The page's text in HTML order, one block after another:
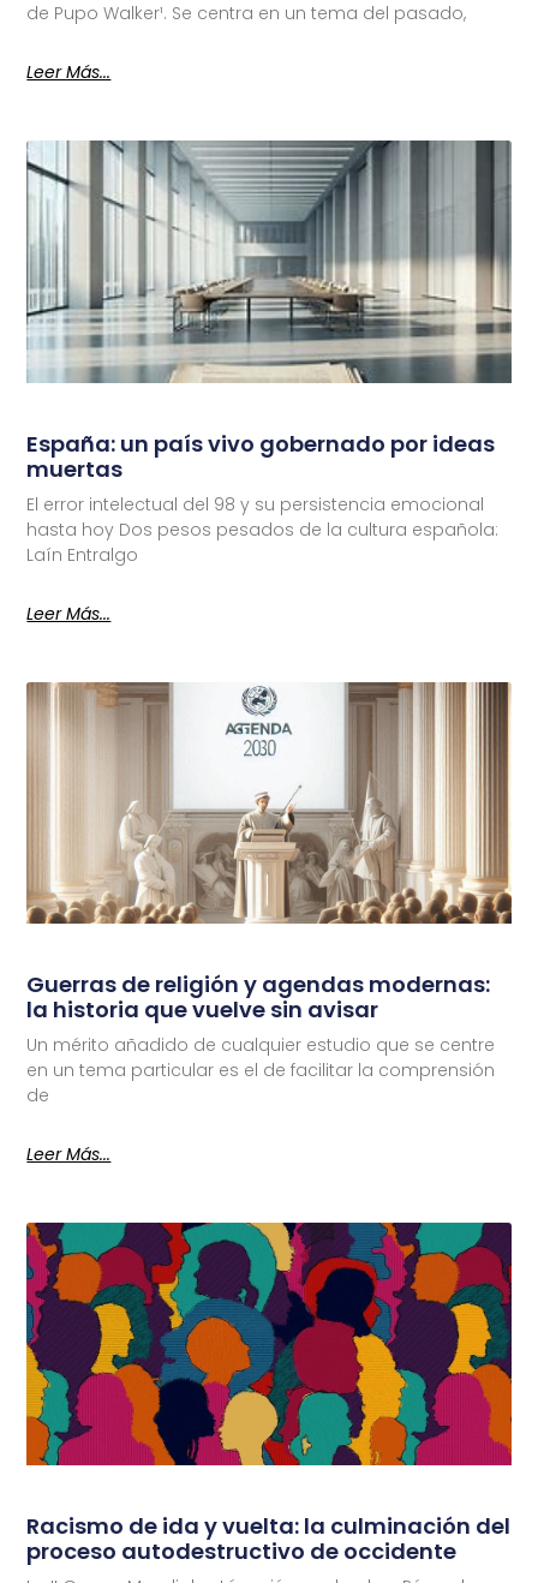
de Pupo Walker¹. Se centra en un tema del pasado,
Leer Más...
España: un país vivo gobernado por ideas
muertas
El error intelectual del 98 y su persistencia emocional
hasta hoy Dos pesos pesados de la cultura española:
Laín Entralgo
Leer Más...
Guerras de religión y agendas modernas:
la historia que vuelve sin avisar
Un mérito añadido de cualquier estudio que se centre
en un tema particular es el de facilitar la comprensión
de
Leer Más...
Racismo de ida y vuelta: la culminación del
proceso autodestructivo de occidente